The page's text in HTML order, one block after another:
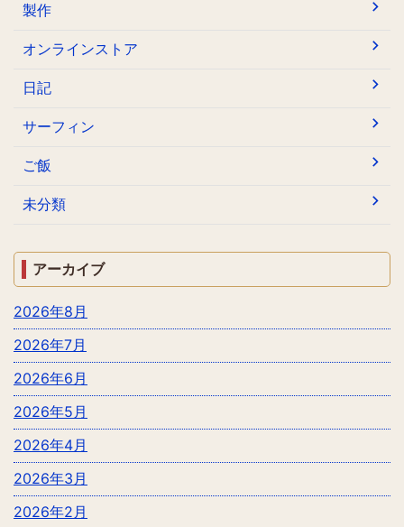
製作
オンラインストア
日記
サーフィン
ご飯
未分類
アーカイブ
2026年8月
2026年7月
2026年6月
2026年5月
2026年4月
2026年3月
2026年2月